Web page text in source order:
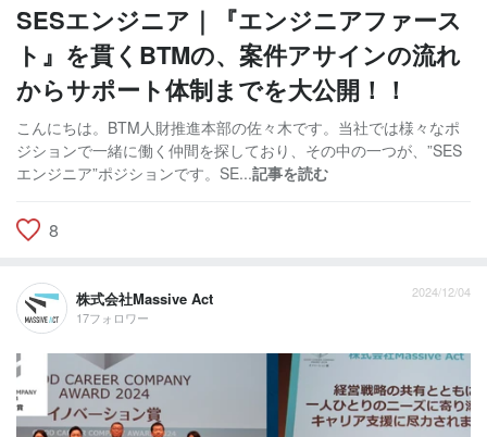
SESエンジニア｜『エンジニアファース
ト』を貫くBTMの、案件アサインの流れ
からサポート体制までを大公開！！
こんにちは。BTM人財推進本部の佐々木です。当社では様々なポ
ジションで一緒に働く仲間を探しており、その中の一つが、”SES
エンジニア”ポジションです。SE...記事を読む
8
株式会社Massive Act
17フォロワー
2024/12/04